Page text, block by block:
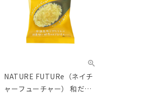
NATURE FUTURe（ネイチ
ャーフューチャー） 和だし